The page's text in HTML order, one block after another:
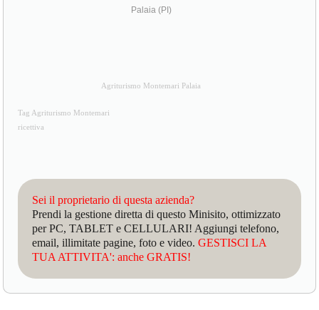
Palaia (PI)
Agriturismo Montemari Palaia
Tag Agriturismo Montemari
ricettiva
Sei il proprietario di questa azienda?
Prendi la gestione diretta di questo Minisito, ottimizzato
per PC, TABLET e CELLULARI! Aggiungi telefono,
email, illimitate pagine, foto e video.GESTISCI LA
TUA ATTIVITA': anche GRATIS!